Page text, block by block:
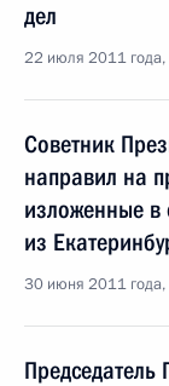
дел
22 июля 2011
Советник
направил на
изложенные в
из
30 июня 2011
Председатель